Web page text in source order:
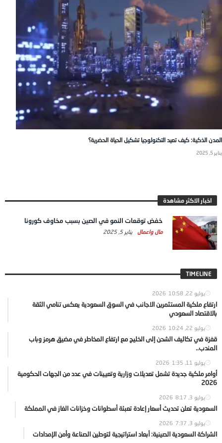
المدن الذكية: كيف تعيد التكنولوجيا تشكيل الحياة الحضرية؟
يناير 5, 2025
اخبار الاكثر مشاهدة
خفض توقعات النمو في الصين بسبب مخاوف كورونا
مال واعمال يناير 5, 2025
TIMELINE
يوليو 22, 2026 10:58
ارتفاع ملكية المستثمرين الاجانب في السوق السعودية يعكس تنامي الثقة
بالاقتصاد السعودي
يوليو 22, 2026 10:24
قفزة في تكاليف الشحن إلى الخليج مع ارتفاع المخاطر في مضيق هرمز وباب
المندب..
يوليو 11, 2026 1:35
أوامر ملكية جديدة تشمل تعديلات وزارية وتعيينات في عدد من الجهات الحكومية
2026
يوليو 3, 2026 8:17
السعودية تعلن تحديث أسعار إعادة تعبئة أسطوانات وخزانات الغاز في المملكة
يوليو 3, 2026 7:37
الشراكة السعودية الصينية: أبعاد استراتيجية لتوطين الصناعة وأمن الإمدادات